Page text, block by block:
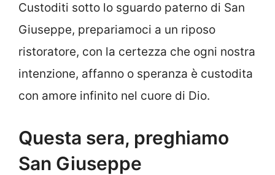
Custoditi sotto lo sguardo paterno di San
Giuseppe, prepariamoci a un riposo
ristoratore, con la certezza che ogni nostra
intenzione, affanno o speranza è custodita
con amore infinito nel cuore di Dio.
Questa sera, preghiamo
San Giuseppe